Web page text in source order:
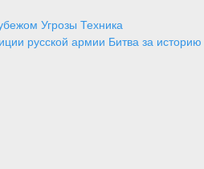
Угрозы Техника
русской армии Битва за историю